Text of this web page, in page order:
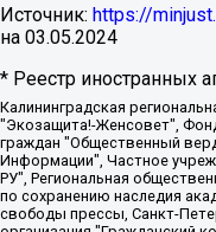
Источник: https://
на 03.05.2024
* Реестр иностранных
Калининградская региональная общественная организация "Экозащита!-Женсовет", Фонд содействия защите прав и свобод граждан "Общественный вердикт", Фонд "Институт Развития Свободы Информации", Частное учреждение "Информационное агентство МЕМО. РУ", Региональная общественная организация "Общественная комиссия по сохранению наследия академика Сахарова", Фонд поддержки свободы прессы, Санкт-Петербургская общественная правозащитная организация "Гражданский контроль", Межрегиональная общественная организация "Информационно-просветительский центр "Мемориал", Региональный Фонд "Центр Защиты Прав Средств Массовой Информации", с 05.12.2023 Фонд "Центр Защиты Прав Средств массовой информации", Региональная общественная благотворительная организация помощи беженцам и мигрантам "Гражданское содействие", Негосударственное образовательное учреждение дополнительного профессионального образования (повышение квалификации) специалистов "АКАДЕМИЯ ПО ПРАВАМ ЧЕЛОВЕКА", Свердловская региональная общественная организация "Сутяжник", Автономная некоммерческая организация "Центр независимых социологических исследований", Союз общественных объединений "Российский исследовательский центр по правам человека", Региональное общественное учреждение научно-информационный центр "МЕМОРИАЛ", Некоммерческая организация "Фонд защиты гласности", Автономная некоммерческая организация "Институт прав человека", Городская общественная организация "Екатеринбургское общество "МЕМОРИАЛ", Городская общественная организация "Рязанское историко-просветительское и правозащитное общество "Мемориал" (Рязанский Мемориал), Челябинский региональный орган общественной самодеятельности – женское общественное объединение "Женщины Евразии", Челябинский региональный орган общественной самодеятельности "Уральская правозащитная группа", Фонд содействия защите здоровья и социальной справедливости имени Андрея Рылькова, Автономная Некоммерческая Организация "Аналитический Центр Юрия Левады", Автономная некоммерческая организация социальной поддержки населения "Проект Апрель", Региональная общественная организация помощи женщинам и детям, находящимся в кризисной ситуации "Информационно-методический центр "Анна", Фонд содействия развитию массовых коммуникаций и правовому просвещению "Так-так-Так", Фонд содействия устойчивому развитию "Серебряная тайга", Свердловский региональный общественный фонд социальных проектов "Новое время", "Idel.Реалии", Кавказ.Реалии, Крым.Реалии, Телеканал Настоящее Время, Татаро-башкирская служба Радио Свобода (Azatliq Radiosi), Радио Свободная Европа/Радио Свобода (PCE/PC), "Сибирь.Реалии", "Фактограф", Благотворительный фонд помощи осужденным и их семьям, Автономная некоммерческая организация "Институт глобализации и социальных движений", Фонд "В защиту прав заключенных", Частное учреждение "Центр поддержки и содействия развитию средств массовой информации", Пензенский региональный общественный благотворительный фонд "Гражданский союз", "Север.Реалии", Некоммерческая организация Фонд "Правовая инициатива", Общество с ограниченной ответственностью "Радио Свободная Европа/Радио Свобода", Чешское информационное агентство "MEDIUM-ORIENT", Красноярская региональная общественная организация "Мы против СПИДа", Камалягин Денис Николаевич, Маркелов Сергей Евгеньевич, Пономарев Лев Александрович, Савицкая Людмила Алексеевна, Автономная некоммерческая организация "Центр по работе с проблемой насилия "НАСИЛИЮ.НЕТ", Межрегиональный профессиональный союз работников здравоохранения "Альянс врачей", Юридическое лицо, зарегистрированное в Латвийской Республике, SIA "Medusa Project" (регистрационный номер 40103797863, дата регистрации 10.06.2014), Некоммерческая организация "Фонд по борьбе с коррупцией", Автономная некоммерческая организация "Институт права и публичной политики", Баданин Роман Сергеевич, Гликин Максим Александрович, Железнова Мария Михайловна, Лукьянова Юлия Сергеевна, Маетная Елизавета Витальевна, Маняхин Петр Борисович, Чуракова Ольга Владимировна, Ярош Юлия Петровна, Юридическое лицо "The Insider SIA", зарегистрированное в Риге, Латвийская Республика (дата регистрации 26.06.2015), являющееся администратором доменного имени интернет-издания "The Insider SIA", https://theins.ru, Постернак Алексей Евгеньевич, Рубин Михаил Аркадьевич, Анин Роман Александрович, Юридическое лицо Istories fonds, зарегистрированное в Латвийской Республике (регистрационный номер 50008295751, дата регистрации 24.02.2020), Великовский Дмитрий Александрович, Долинина Ирина Николаевна, Мароховская Алеся Алексеевна, Шлейнов Роман Юрьевич, Шмагун Олеся Валентиновна, Общество с ограниченной ответственностью "Альтаир 2021", Общество с ограниченной ответственностью "Вега 2021", Общество с ограниченной ответственностью "Главный редактор 2021", Общество с ограниченной ответственностью "Ромашки монолит",